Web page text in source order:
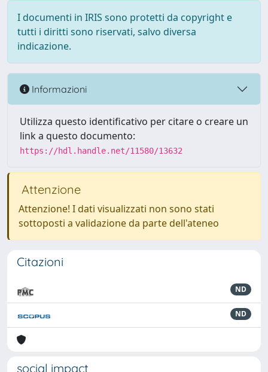
I documenti in IRIS sono protetti da copyright e
tutti i diritti sono riservati, salvo diversa
indicazione.
Informazioni
Utilizza questo identificativo per citare o creare un
link a questo documento:
https://hdl.handle.net/11580/13632
Attenzione
Attenzione! I dati visualizzati non sono stati
sottoposti a validazione da parte dell'ateneo
Citazioni
ND
ND
social impact